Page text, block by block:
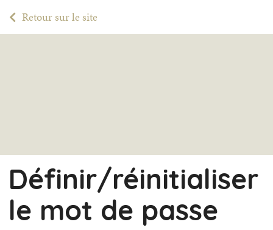
Retour sur le site
Définir/réinitialiser
le mot de passe